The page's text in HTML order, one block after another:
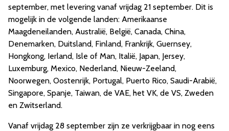
september, met levering vanaf vrijdag 21 september. Dit is
mogelijk in de volgende landen: Amerikaanse
Maagdeneilanden, Australië, België, Canada, China,
Denemarken, Duitsland, Finland, Frankrijk, Guernsey,
Hongkong, Ierland, Isle of Man, Italië, Japan, Jersey,
Luxemburg, Mexico, Nederland, Nieuw-Zeeland,
Noorwegen, Oostenrijk, Portugal, Puerto Rico, Saudi-Arabië,
Singapore, Spanje, Taiwan, de VAE, het VK, de VS, Zweden
en Zwitserland.
Vanaf vrijdag 28 september zijn ze verkrijgbaar in nog eens